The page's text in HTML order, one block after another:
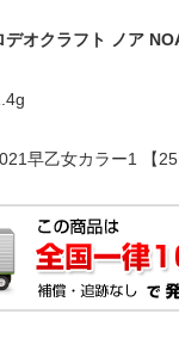
デオクラフト ノア
早乙女カラー1 【